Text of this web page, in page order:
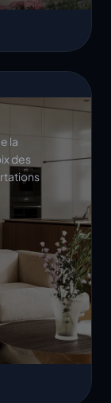
la
des